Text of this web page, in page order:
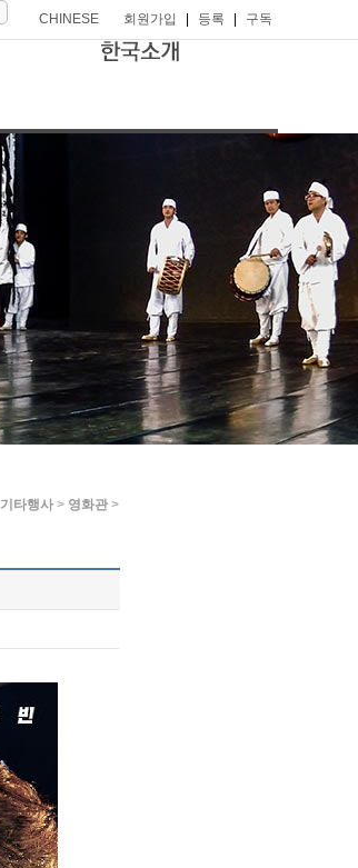
CHINESE 회원가입 등록 구독
기타행사 > 영화관 >